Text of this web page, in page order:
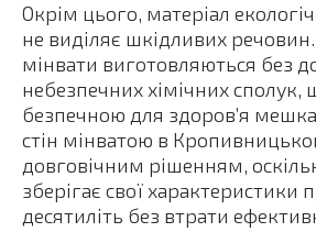
Окрім цього, матеріал
не виділяє шкідливих
мінвати виготовляються без
небезпечних хімічних сполук,
безпечною для здоров’я
стін мінватою в
довговічним рішенням,
зберігає свої характеристики
десятиліть без втрати